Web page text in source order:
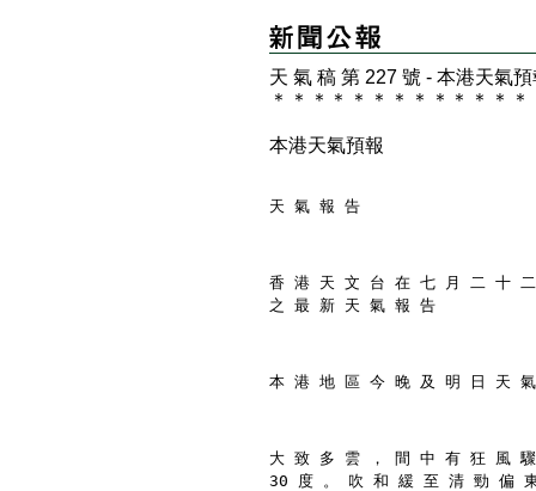
天 氣 稿 第 227 號 - 本港天氣
＊
＊ ＊ ＊ ＊ ＊ ＊ ＊ ＊ ＊ ＊ ＊ ＊
本港天氣預報
天 氣 報 告
香 港 天 文 台 在 七 月 二 十
之 最 新 天 氣 報 告
本 港 地 區 今 晚 及 明 日 天
大 致 多 雲 ， 間 中 有 狂 風
30 度 。 吹 和 緩 至 清 勁 偏